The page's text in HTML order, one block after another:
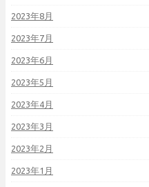
2023年8月
2023年7月
2023年6月
2023年5月
2023年4月
2023年3月
2023年2月
2023年1月